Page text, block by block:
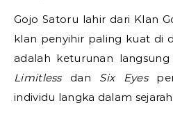
Gojo Satoru lahir dari Klan
klan penyihir paling kuat di
adalah keturunan
Limitlessdan Six Eyes
individu langka dalam